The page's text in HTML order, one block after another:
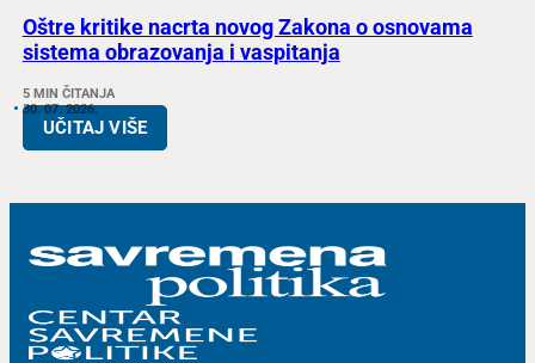
Oštre kritike nacrta novog Zakona o osnovama
sistema obrazovanja i vaspitanja
5 MIN ČITANJA
30. 07. 2026.
UČITAJ VIŠE